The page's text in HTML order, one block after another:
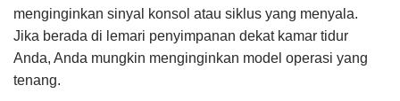
menginginkan sinyal konsol atau siklus yang menyala.
Jika berada di lemari penyimpanan dekat kamar tidur
Anda, Anda mungkin menginginkan model operasi yang
tenang.